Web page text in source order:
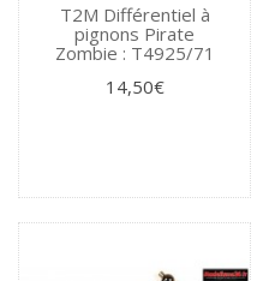
T2M Différentiel à
pignons Pirate
Zombie : T4925/71
14,50€